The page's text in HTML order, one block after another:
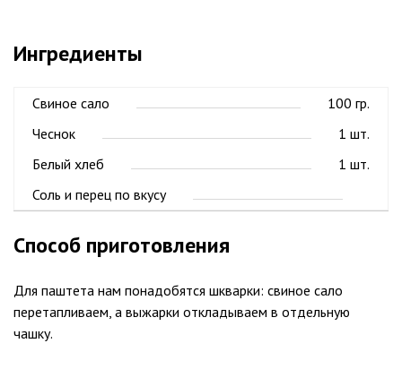
Ингредиенты
Свиное сало
100 гр.
Чеснок
1 шт.
Белый хлеб
1 шт.
Соль и перец по вкусу
Способ приготовления
Для паштета нам понадобятся шкварки: свиное сало
перетапливаем, а выжарки откладываем в отдельную
чашку.